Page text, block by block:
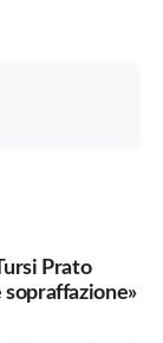
Prato
sopraffazione»